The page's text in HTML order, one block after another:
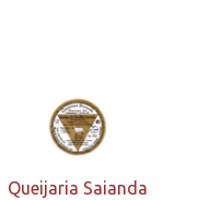
Queijaria Saianda